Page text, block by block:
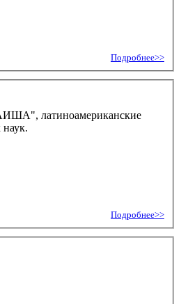
Подробнее>>
латиноамериканские
наук.
Подробнее>>